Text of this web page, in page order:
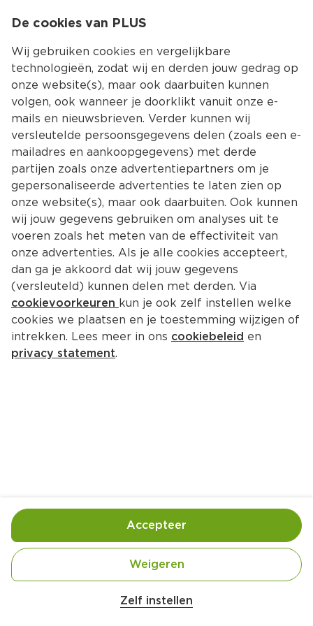
Kies jouw
Ingrediënten Bereiding
De cookies van PLUS
Wij gebruiken cookies en vergelijkbare
technologieën, zodat wij en derden jouw gedrag op
onze website(s), maar ook daarbuiten kunnen
volgen, ook wanneer je doorklikt vanuit onze e-
mails en nieuwsbrieven. Verder kunnen wij
versleutelde persoonsgegevens delen (zoals een e-
mailadres en aankoopgegevens) met derde
partijen zoals onze advertentiepartners om je
gepersonaliseerde advertenties te laten zien op
onze website(s), maar ook daarbuiten. Ook kunnen
wij jouw gegevens gebruiken om analyses uit te
voeren zoals het meten van de effectiviteit van
onze advertenties. Als je alle cookies accepteert,
dan ga je akkoord dat wij jouw gegevens
(versleuteld) kunnen delen met derden. Via
cookievoorkeuren kun je ook zelf instellen welke
cookies we plaatsen en je toestemming wijzigen of
intrekken. Lees meer in ons cookiebeleid en
privacy statement.
Zelf instellen
Weigeren
Accepteer